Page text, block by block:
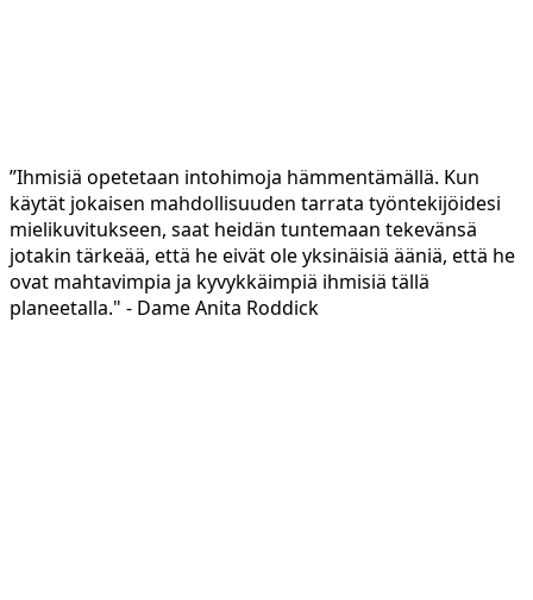
”Ihmisiä opetetaan intohimoja hämmentämällä. Kun
käytät jokaisen mahdollisuuden tarrata työntekijöidesi
mielikuvitukseen, saat heidän tuntemaan tekevänsä
jotakin tärkeää, että he eivät ole yksinäisiä ääniä, että he
ovat mahtavimpia ja kyvykkäimpiä ihmisiä tällä
planeetalla." - Dame Anita Roddick